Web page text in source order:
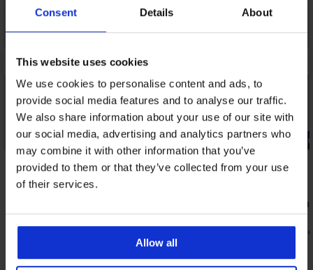
Consent Details About
This website uses cookies
We use cookies to personalise content and ads, to
provide social media features and to analyse our traffic.
We also share information about your use of our site with
our social media, advertising and analytics partners who
may combine it with other information that you’ve
provided to them or that they’ve collected from your use
of their services.
Allow all
5
3+1 INGYEN
5
Delicate Flower brazilbugyi
-20% BRA20
Carmen
15 490 Ft
12 400 Ft